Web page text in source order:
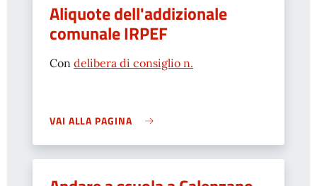
Aliquote dell'addizionale
comunale IRPEF
Con delibera di consiglio n.
VAI ALLA PAGINA